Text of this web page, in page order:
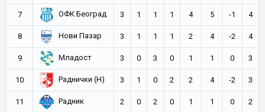
7 ОФК Београд 3 1 1 1 4 5 -1 4
8 Нови Пазар 3 1 1 1 2 4 -2 4
9 Младост 3 0 3 0 1 1 0 3
10 Раднички (Н) 3 1 0 2 2 4 -2 3
11 Радник 2 0 2 0 1 1 0 2